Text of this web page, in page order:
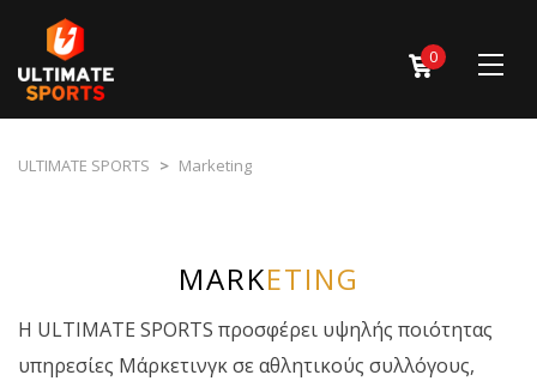
0
ULTIMATE SPORTS > Marketing
MARKETING
Η ULTIMATE SPORTS προσφέρει υψηλής ποιότητας
υπηρεσίες Μάρκετινγκ σε αθλητικούς συλλόγους,